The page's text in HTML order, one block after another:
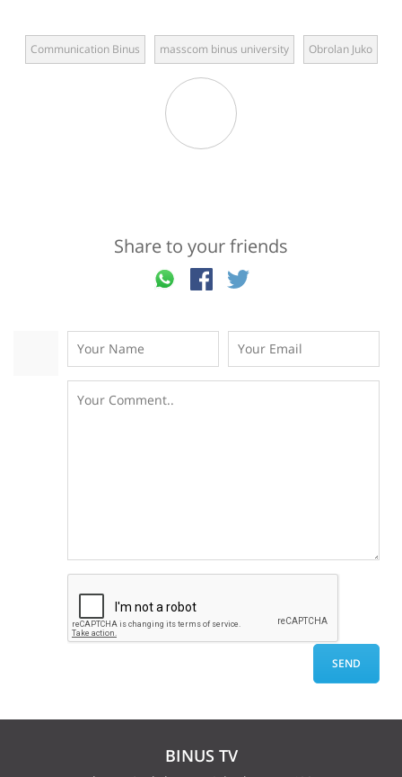
Communication Binus masscom binus university Obrolan Juko
Share to your friends
BINUS TV